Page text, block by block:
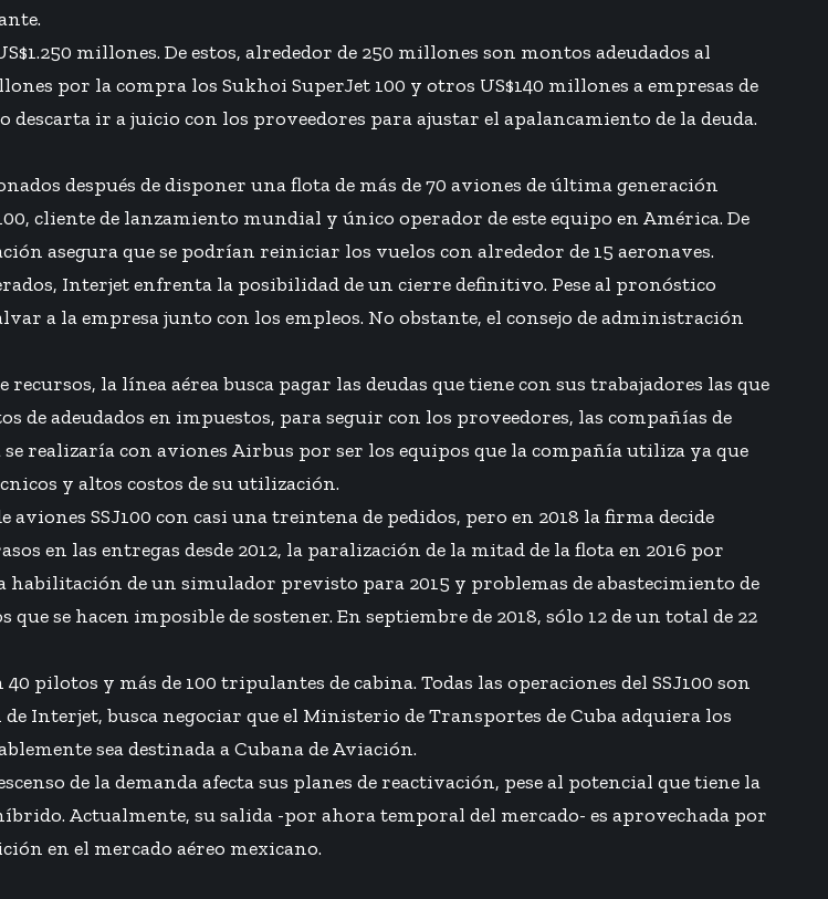
millones. De estos, alrededor de 250 millones son montos adeudados al
por la compra los Sukhoi SuperJet 100 y otros US$140 millones a empresas de
ir a juicio con los proveedores para ajustar el apalancamiento de la deuda.
después de disponer una flota de más de 70 aviones de última generación
cliente de lanzamiento mundial y único operador de este equipo en América. De
asegura que se podrían reiniciar los vuelos con alrededor de 15 aeronaves.
Interjet enfrenta la posibilidad de un cierre definitivo. Pese al pronóstico
a la empresa junto con los empleos. No obstante, el consejo de administración
la línea aérea busca pagar las deudas que tiene con sus trabajadores las que
de adeudados en impuestos, para seguir con los proveedores, las compañías de
realizaría con aviones Airbus por ser los equipos que la compañía utiliza ya que
y altos costos de su utilización.
SSJ100 con casi una treintena de pedidos, pero en 2018 la firma decide
en las entregas desde 2012, la paralización de la mitad de la flota en 2016 por
de un simulador previsto para 2015 y problemas de abastecimiento de
se hacen imposible de sostener. En septiembre de 2018, sólo 12 de un total de 22
pilotos y más de 100 tripulantes de cabina. Todas las operaciones del SSJ100 son
Interjet, busca negociar que el Ministerio de Transportes de Cuba adquiera los
sea destinada a Cubana de Aviación.
de la demanda afecta sus planes de reactivación, pese al potencial que tiene la
Actualmente, su salida -por ahora temporal del mercado- es aprovechada por
en el mercado aéreo mexicano.